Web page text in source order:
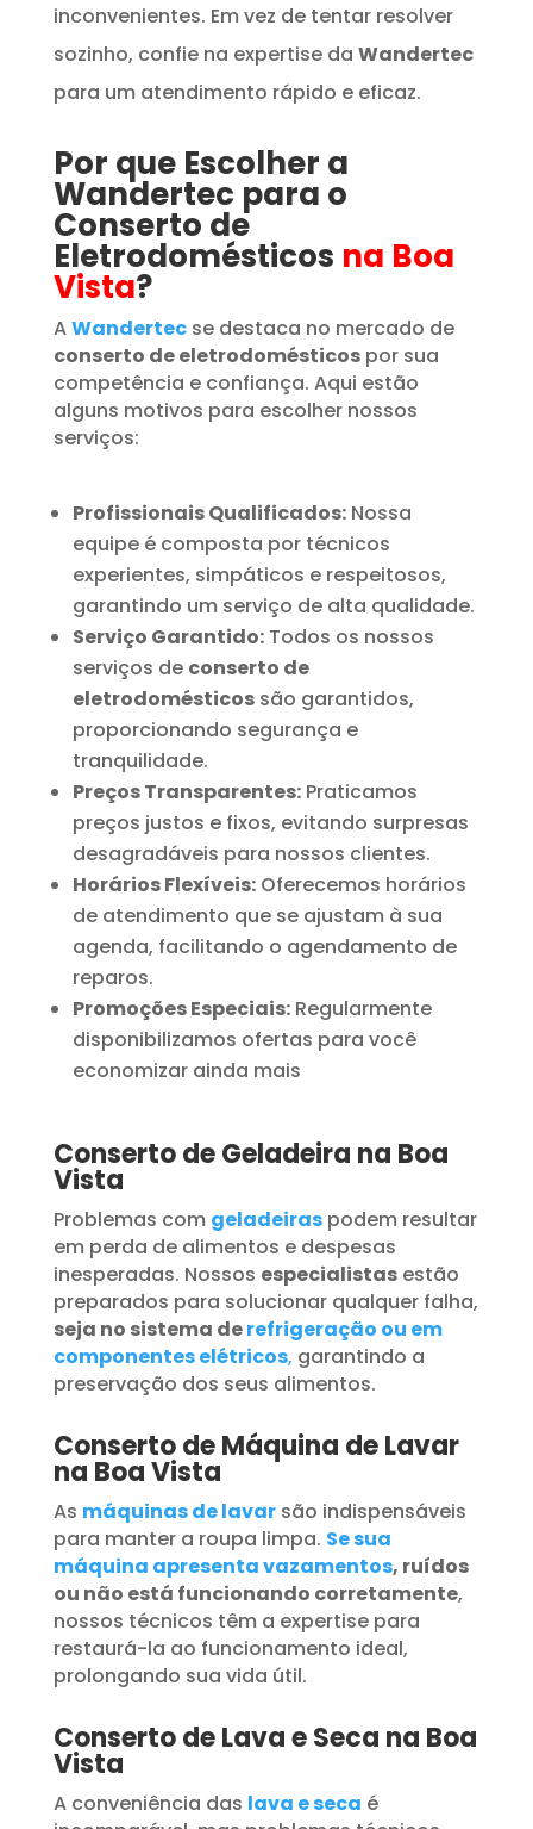
inconvenientes. Em vez de tentar resolver
sozinho, confie na expertise da Wandertec
para um atendimento rápido e eficaz.
Por que Escolher a
Wandertec para o
Conserto de
Eletrodomésticos na Boa
Vista?
AWandertecse destaca no mercado de
conserto de eletrodomésticospor sua
competência e confiança. Aqui estão
alguns motivos para escolher nossos
serviços:
Profissionais Qualificados:Nossa
equipe é composta por técnicos
experientes, simpáticos e respeitosos,
garantindo um serviço de alta qualidade.
Serviço Garantido:Todos os nossos
serviços de conserto de
eletrodomésticossão garantidos,
proporcionando segurança e
tranquilidade.
Preços Transparentes:Praticamos
preços justos e fixos, evitando surpresas
desagradáveis para nossos clientes.
Horários Flexíveis:Oferecemos horários
de atendimento que se ajustam à sua
agenda, facilitando o agendamento de
reparos.
Promoções Especiais:Regularmente
disponibilizamos ofertas para você
economizar ainda mais
Conserto de Geladeira na Boa
Vista
Problemas com geladeiraspodem resultar
em perda de alimentos e despesas
inesperadas. Nossos especialistasestão
preparados para solucionar qualquer falha,
seja no sistema derefrigeração ou em
componentes elétricos, garantindo a
preservação dos seus alimentos.
Conserto de Máquina de Lavar
na Boa Vista
As máquinas de lavar são indispensáveis
para manter a roupa limpa. Se sua
máquina apresenta vazamentos, ruídos
ou não está funcionando corretamente,
nossos técnicos têm a expertise para
restaurá-la ao funcionamento ideal,
prolongando sua vida útil.
Conserto de Lava e Seca na Boa
Vista
A conveniência das lava e seca é